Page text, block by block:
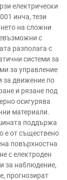
електрически
инча, тези
на сложни
с
разполага с
системи за
за управление
за движение по
и рязане под
осигурява
материали.
поддържа
е от съществено
повърхностна
с електроден
за наблюдение,
прогнозират